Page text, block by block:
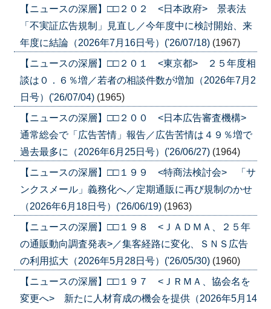
【ニュースの深層】□□２０２ <日本政府> 景表法
「不実証広告規制」見直し／今年度中に検討開始、来
年度に結論（2026年7月16日号）('26/07/18) (1967)
【ニュースの深層】□□２０１ <東京都> ２５年度相
談は０．６％増／若者の相談件数が増加（2026年7月2
日号）('26/07/04) (1965)
【ニュースの深層】□□２００ <日本広告審査機構>
通常総会で「広告苦情」報告／広告苦情は４９％増で
過去最多に（2026年6月25日号）('26/06/27) (1964)
【ニュースの深層】□□１９９ <特商法検討会> 「サ
ンクスメール」義務化へ／定期通販に再び規制のかせ
（2026年6月18日号）('26/06/19) (1963)
【ニュースの深層】□□１９８ <ＪＡＤＭＡ、２５年
の通販動向調査発表>／集客経路に変化、ＳＮＳ広告
の利用拡大（2026年5月28日号）('26/05/30) (1960)
【ニュースの深層】□□１９７ <ＪＲＭＡ、協会名を
変更へ> 新たに人材育成の機会を提供（2026年5月14